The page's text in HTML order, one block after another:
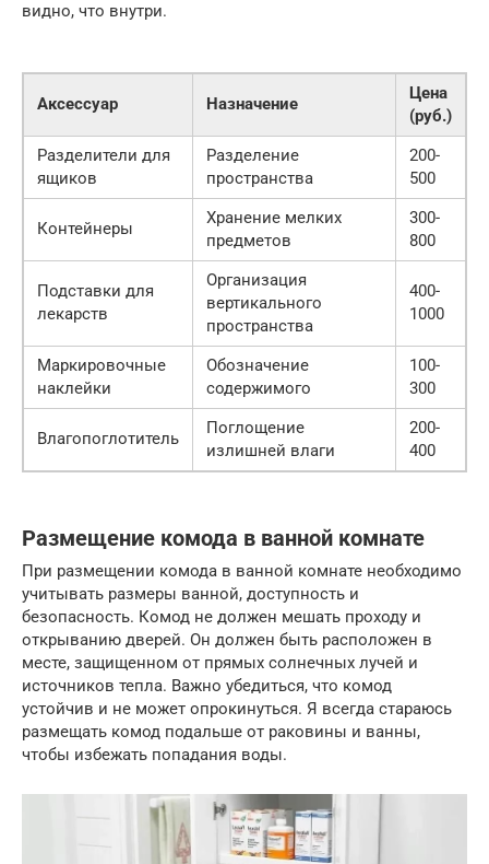
видно, что внутри.
Аксессуар Назначение
Цена
(руб.)
Разделители для
ящиков
Разделение
пространства
200-
500
Контейнеры
Хранение мелких
предметов
300-
800
Подставки для
лекарств
Организация
вертикального
пространства
400-
1000
Маркировочные
наклейки
Обозначение
содержимого
100-
300
Влагопоглотитель
Поглощение
излишней влаги
200-
400
Размещение комода в ванной комнате
При размещении комода в ванной комнате необходимо
учитывать размеры ванной, доступность и
безопасность. Комод не должен мешать проходу и
открыванию дверей. Он должен быть расположен в
месте, защищенном от прямых солнечных лучей и
источников тепла. Важно убедиться, что комод
устойчив и не может опрокинуться. Я всегда стараюсь
размещать комод подальше от раковины и ванны,
чтобы избежать попадания воды.